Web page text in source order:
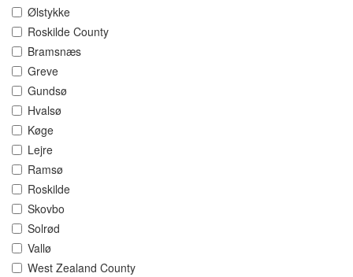
Ølstykke
Roskilde County
Bramsnæs
Greve
Gundsø
Hvalsø
Køge
Lejre
Ramsø
Roskilde
Skovbo
Solrød
Vallø
West Zealand County